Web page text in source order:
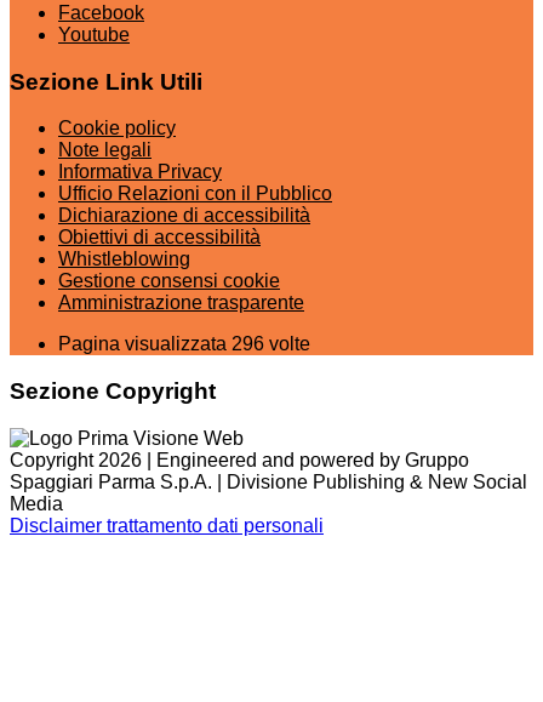
Facebook
Youtube
Sezione Link Utili
Cookie policy
Note legali
Informativa Privacy
Ufficio Relazioni con il Pubblico
Dichiarazione di accessibilità
Obiettivi di accessibilità
Whistleblowing
Gestione consensi cookie
Amministrazione trasparente
Pagina visualizzata 296 volte
Sezione Copyright
Copyright 2026 | Engineered and powered by Gruppo
Spaggiari Parma S.p.A. | Divisione Publishing & New Social
Media
Disclaimer trattamento dati personali